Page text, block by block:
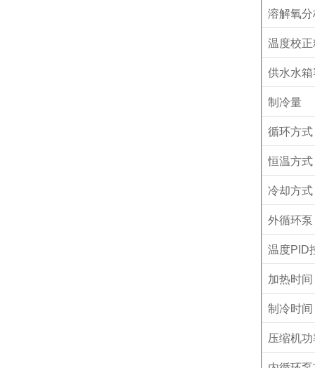
溶解氧
温度校
供水水
制冷量
循环方式
恒温方式
冷却方式
外循环泵
温度PID
加热时间
制冷时间
压缩机